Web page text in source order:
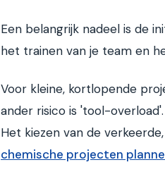
Een belangrijk nadeel is de
het trainen van je team en
Voor kleine, kortlopende
ander risico is 'tool-
Het kiezen van de
chemische projecten